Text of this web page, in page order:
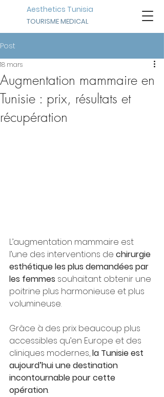
Aesthetics Tunisia
TOURISME MEDICAL
Post
Augmentation mammaire en
Tunisie : prix, résultats et
récupération
18 mars
L’augmentation mammaire est
l’une des interventions de chirurgie
esthétique les plus demandées par
les femmes souhaitant obtenir une
poitrine plus harmonieuse et plus
volumineuse.
Grâce à des prix beaucoup plus
accessibles qu’en Europe et des
cliniques modernes, la Tunisie est
aujourd’hui une destination
incontournable pour cette
opération.